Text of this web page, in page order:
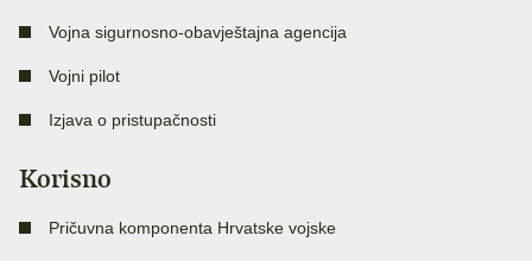
Vojna sigurnosno-obavještajna agencija
Vojni pilot
Izjava o pristupačnosti
Korisno
Pričuvna komponenta Hrvatske vojske